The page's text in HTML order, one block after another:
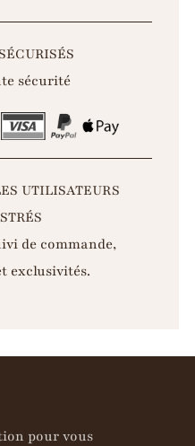
sécurité
UTILISATEURS
de commande,
exclusivités.
pour vous